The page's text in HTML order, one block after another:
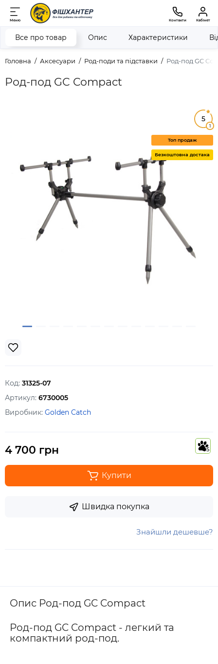
Меню Контакти Кабінет
Головна Аксесуари Род-поди та підставки Род-под GC
Род-под GC Compact
Все про товар Опис Характеристики
5
1
Топ продаж
Безкоштовна достака
Код: 31325-07
Артикул: 6730005
Виробник: Golden Catch
4 700 грн 5
Купити
Швидка покупка
Знайшли дешевше?
Опис Род-под GC Compact
Род-под GC Compact - легкий та
компактний род-под.